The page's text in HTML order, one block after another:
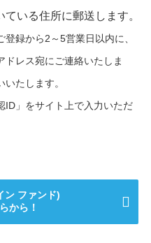
いる住所に郵送します。
録から2～5営業日以内に、
レス宛にご連絡いたしま
たします。
ID」をサイト上で入力いただ
ン ファンド)
から！